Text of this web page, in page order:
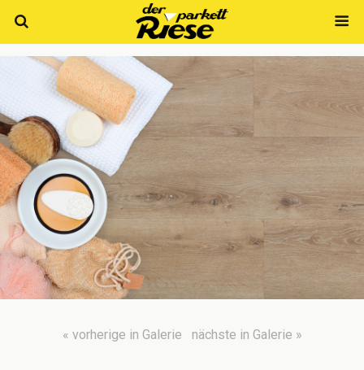
« vorherige in Galerie nächste in Galerie »